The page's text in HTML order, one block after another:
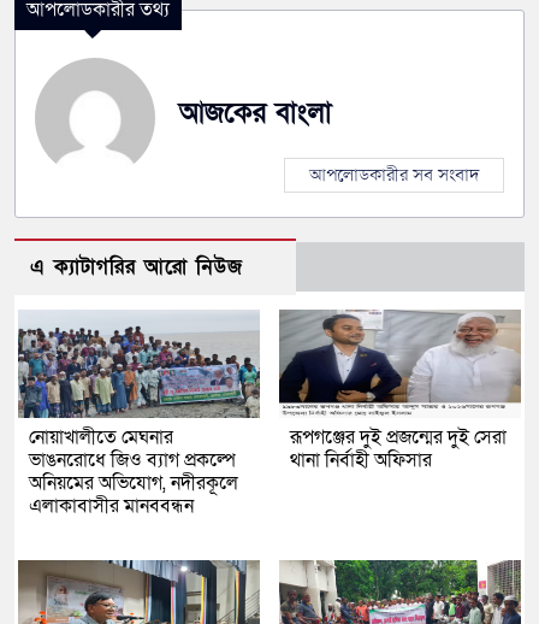
আপলোডকারীর তথ্য
আজকের বাংলা
আপলোডকারীর সব সংবাদ
এ ক্যাটাগরির আরো নিউজ
নোয়াখালীতে মেঘনার
ভাঙনরোধে জিও ব্যাগ প্রকল্পে
অনিয়মের অভিযোগ, নদীরকূলে
এলাকাবাসীর মানববন্ধন
রূপগঞ্জের দুই প্রজন্মের দুই সেরা
থানা নির্বাহী অফিসার